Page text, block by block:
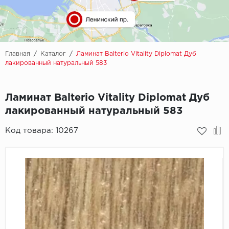
Alfa
AllureFloor
Alpine floor
Arbiton
Bonkeel
Classen
CorkArt Vinyl
Ковролин
Линолеум
Паркет
Плинтус
Главная / Каталог /
Ламинат Balterio Vitality Diplomat Дуб
лакированный натуральный 583
Ламинат Balterio Vitality Diplomat Дуб
лакированный натуральный 583
Код товара: 10267